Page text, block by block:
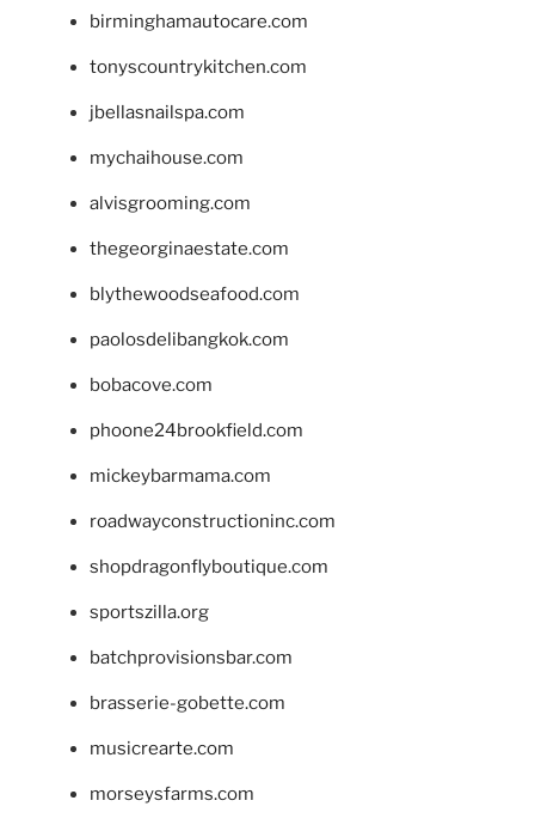
birminghamautocare.com
tonyscountrykitchen.com
jbellasnailspa.com
mychaihouse.com
alvisgrooming.com
thegeorginaestate.com
blythewoodseafood.com
paolosdelibangkok.com
bobacove.com
phoone24brookfield.com
mickeybarmama.com
roadwayconstructioninc.com
shopdragonflyboutique.com
sportszilla.org
batchprovisionsbar.com
brasserie-gobette.com
musicrearte.com
morseysfarms.com